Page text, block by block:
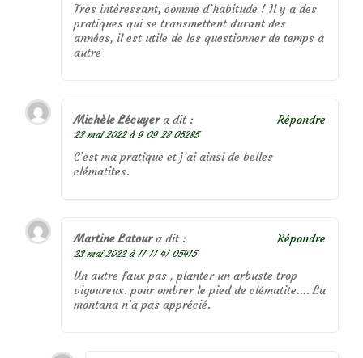
Très intéressant, comme d’habitude ! Il y a des
pratiques qui se transmettent durant des
années, il est utile de les questionner de temps à
autre
Michèle Lécuyer a dit :
23 mai 2022 à 9 09 28 05285
C’est ma pratique et j’ai ainsi de belles
clématites.
Répondre
Martine Latour a dit :
23 mai 2022 à 11 11 41 05415
Un autre faux pas , planter un arbuste trop
vigoureux. pour ombrer le pied de clématite…. La
montana n’a pas apprécié.
Répondre